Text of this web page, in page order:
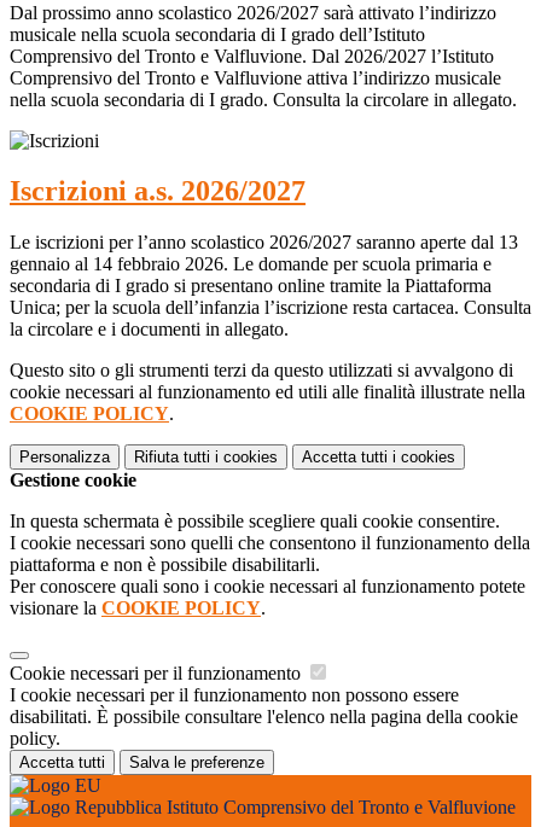
Dal prossimo anno scolastico 2026/2027 sarà attivato l’indirizzo
musicale nella scuola secondaria di I grado dell’Istituto
Comprensivo del Tronto e Valfluvione. Dal 2026/2027 l’Istituto
Comprensivo del Tronto e Valfluvione attiva l’indirizzo musicale
nella scuola secondaria di I grado. Consulta la circolare in allegato.
Iscrizioni a.s. 2026/2027
Le iscrizioni per l’anno scolastico 2026/2027 saranno aperte dal 13
gennaio al 14 febbraio 2026. Le domande per scuola primaria e
secondaria di I grado si presentano online tramite la Piattaforma
Unica; per la scuola dell’infanzia l’iscrizione resta cartacea. Consulta
la circolare e i documenti in allegato.
Questo sito o gli strumenti terzi da questo utilizzati si avvalgono di
cookie necessari al funzionamento ed utili alle finalità illustrate nella
COOKIE POLICY.
Personalizza Rifiuta tutti i cookies Accetta tutti i cookies
Gestione cookie
In questa schermata è possibile scegliere quali cookie consentire.
I cookie necessari sono quelli che consentono il funzionamento della
piattaforma e non è possibile disabilitarli.
Per conoscere quali sono i cookie necessari al funzionamento potete
visionare la COOKIE POLICY.
Cookie necessari per il funzionamento
I cookie necessari per il funzionamento non possono essere
disabilitati. È possibile consultare l'elenco nella pagina della cookie
policy.
Accetta tutti Salva le preferenze
Istituto Comprensivo del Tronto e Valfluvione